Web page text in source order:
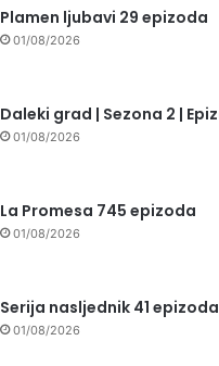
Plamen ljubavi 29 epizoda
01/08/2026
Daleki grad | Sezona 2 |
01/08/2026
La Promesa 745 epizoda
01/08/2026
Serija nasljednik 41 epizoda
01/08/2026